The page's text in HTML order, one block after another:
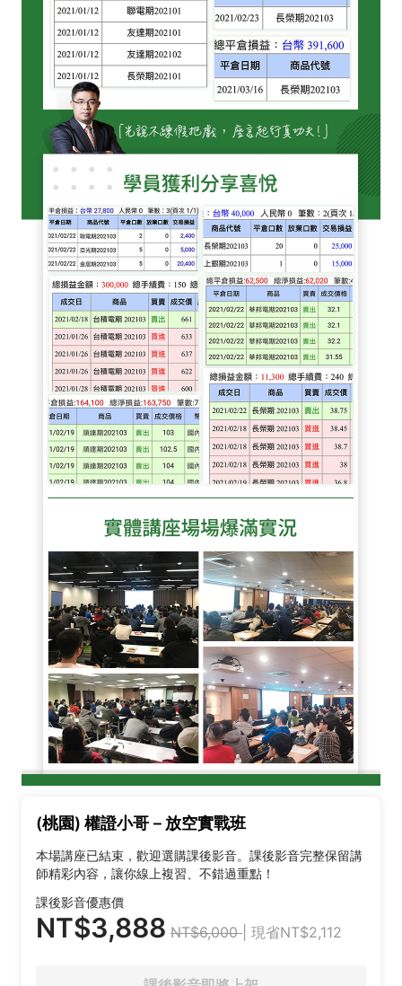
(桃園) 權證小哥－放空實戰班
本場講座已結束，歡迎選購課後影音。課後影音完整保留講
師精彩內容，讓你線上複習、不錯過重點！
課後影音優惠價
NT$3,888 NT$6,000 | 現省NT$2,112